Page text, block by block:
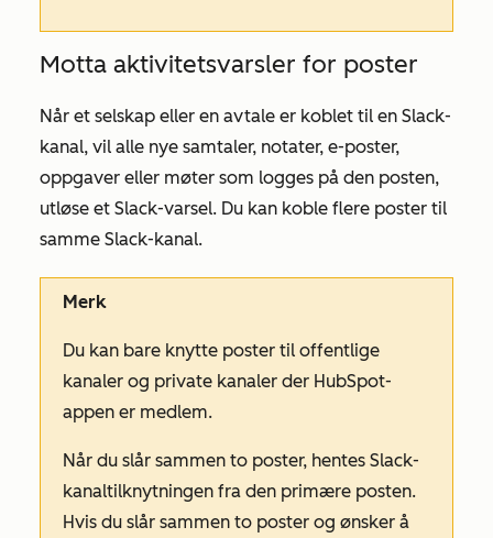
Motta aktivitetsvarsler for poster
Når et selskap eller en avtale er koblet til en Slack-
kanal, vil alle nye samtaler, notater, e-poster,
oppgaver eller møter som logges på den posten,
utløse et Slack-varsel. Du kan koble flere poster til
samme Slack-kanal.
Merk
Du kan bare knytte poster til offentlige
kanaler og private kanaler der HubSpot-
appen er medlem.
Når du slår sammen to poster, hentes Slack-
kanaltilknytningen fra den primære posten.
Hvis du slår sammen to poster og ønsker å